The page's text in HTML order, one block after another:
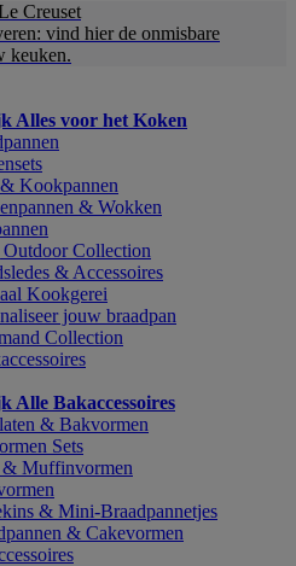
Creuset
vind hier de onmisbare
keuken.
Alles voor het Koken
Kookpannen
& Wokken
Collection
& Accessoires
Kookgerei
jouw braadpan
Collection
Alle Bakaccessoires
& Bakvormen
Sets
& Muffinvormen
& Mini-Braadpannetjes
& Cakevormen